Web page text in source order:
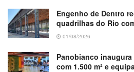
Engenho de Dentro
quadrilhas do Rio
01/08/2026
Panobianco
com 1.500 m² e